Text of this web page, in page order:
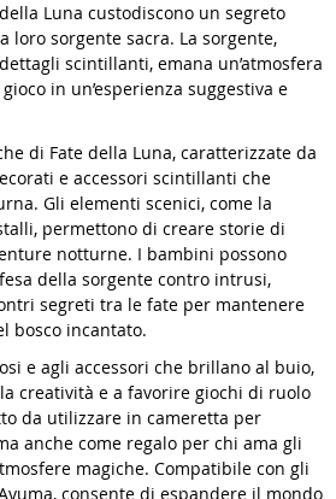
Luna custodiscono un segreto
loro sorgente sacra. La sorgente,
scintillanti, emana un’atmosfera
in un’esperienza suggestiva e
di Fate della Luna, caratterizzate da
e accessori scintillanti che
Gli elementi scenici, come la
permettono di creare storie di
notturne. I bambini possono
della sorgente contro intrusi,
segreti tra le fate per mantenere
bosco incantato.
e agli accessori che brillano al buio,
creatività e a favorire giochi di ruolo
da utilizzare in cameretta per
anche come regalo per chi ama gli
magiche. Compatibile con gli
consente di espandere il mondo